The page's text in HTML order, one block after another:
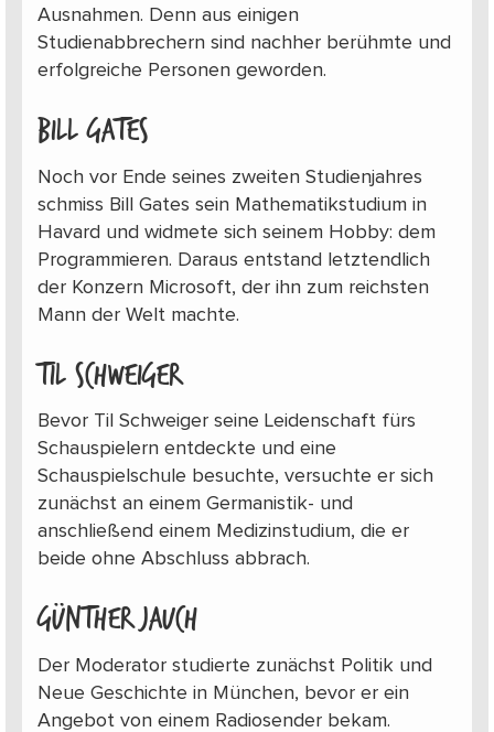
Ausnahmen. Denn aus einigen
Studienabbrechern sind nachher berühmte und
erfolgreiche Personen geworden.
Bill Gates
Noch vor Ende seines zweiten Studienjahres
schmiss Bill Gates sein Mathematikstudium in
Havard und widmete sich seinem Hobby: dem
Programmieren. Daraus entstand letztendlich
der Konzern Microsoft, der ihn zum reichsten
Mann der Welt machte.
Til Schweiger
Bevor Til Schweiger seine Leidenschaft fürs
Schauspielern entdeckte und eine
Schauspielschule besuchte, versuchte er sich
zunächst an einem Germanistik- und
anschließend einem Medizinstudium, die er
beide ohne Abschluss abbrach.
Günther Jauch
Der Moderator studierte zunächst Politik und
Neue Geschichte in München, bevor er ein
Angebot von einem Radiosender bekam.